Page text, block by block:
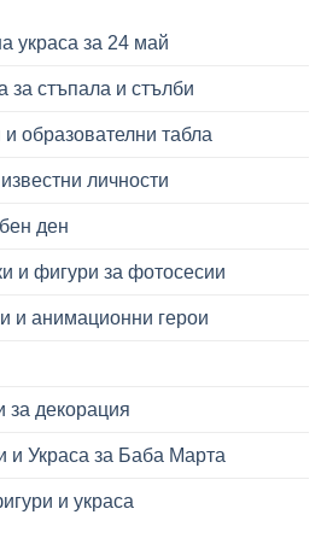
украса за 24 май
за стъпала и стълби
образователни табла
личности
ден
и фигури за фотосесии
и анимационни герои
за декорация
и Украса за Баба Марта
и украса